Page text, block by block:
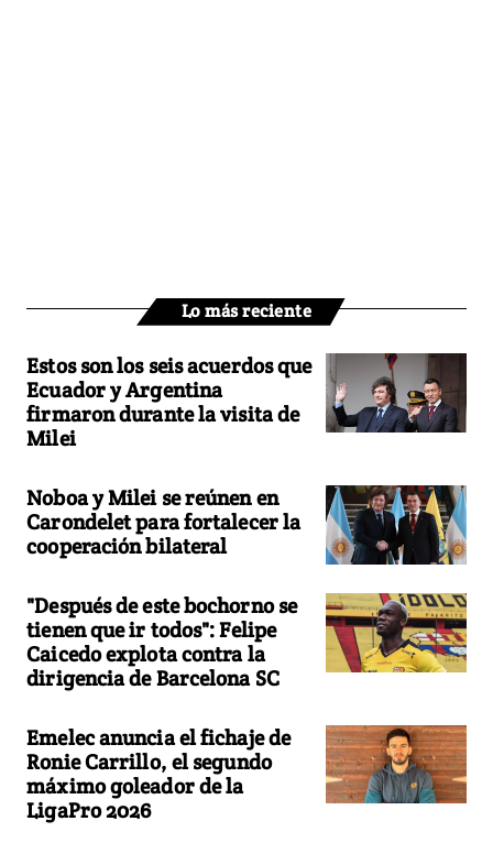
Lo más reciente
Estos son los seis acuerdos que
Ecuador y Argentina
firmaron durante la visita de
Milei
Noboa y Milei se reúnen en
Carondelet para fortalecer la
cooperación bilateral
"Después de este bochorno se
tienen que ir todos": Felipe
Caicedo explota contra la
dirigencia de Barcelona SC
Emelec anuncia el fichaje de
Ronie Carrillo, el segundo
máximo goleador de la
LigaPro 2026